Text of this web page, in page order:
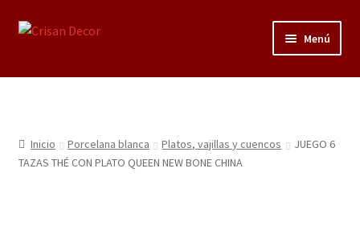
Ir
Ir
Menú
Regalos infantiles, vajillas y canastillas bebé
Regalo personalizado, estuches copas grabadas, regalo
bodas y aniversario, placas grabadas
Inicio Porcelana blanca Platos, vajillas y cuencos
JUEGO 6
TAZAS THÉ CON PLATO QUEEN NEW BONE CHINA